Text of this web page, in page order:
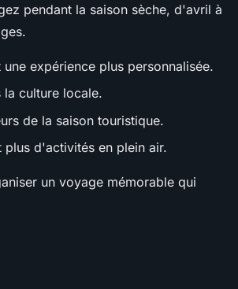
pendant la saison sèche, d'avril à
expérience plus personnalisée.
culture locale.
de la saison touristique.
plus d'activités en plein air.
un voyage mémorable qui